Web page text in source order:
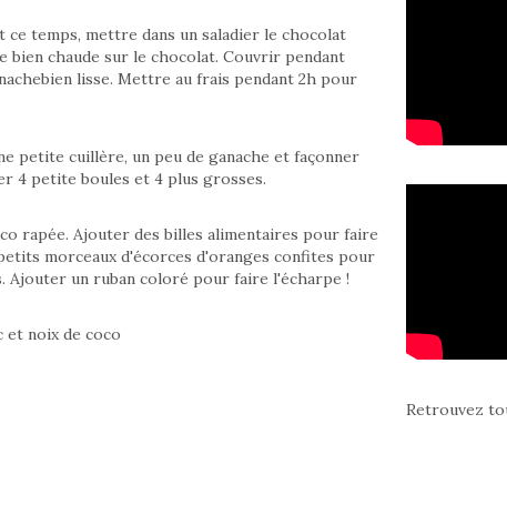
ce temps, mettre dans un saladier le chocolat
bien chaude sur le chocolat. Couvrir pendant
lisse. Mettre au frais pendant 2h pour
petite cuillère, un peu de ganache et façonner
4 petite boules et 4 plus grosses.
rapée. Ajouter des billes alimentaires pour faire
morceaux d'écorces d'oranges confites pour
Ajouter un ruban coloré pour faire l'écharpe !
Retrouvez